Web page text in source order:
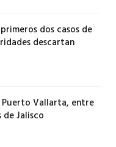
dos casos de
descartan
Vallarta, entre
de Jalisco